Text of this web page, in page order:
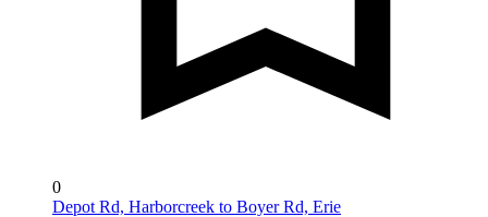
0
Depot Rd, Harborcreek to Boyer Rd, Erie